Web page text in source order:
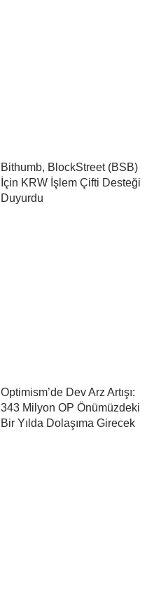
Bithumb, BlockStreet (BSB)
İçin KRW İşlem Çifti Desteği
Duyurdu
Optimism’de Dev Arz Artışı:
343 Milyon OP Önümüzdeki
Bir Yılda Dolaşıma Girecek